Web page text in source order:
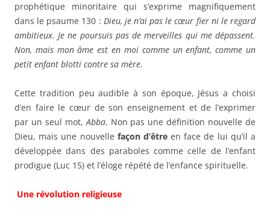
prophétique minoritaire qui s’exprime magnifiquement
dans le psaume 130 : Dieu, je n’ai pas le cœur fier ni le regard
ambitieux. Je ne poursuis pas de merveilles qui me dépassent.
Non, mais mon âme est en moi comme un enfant, comme un
petit enfant blotti contre sa mère.
Cette tradition peu audible à son époque, Jésus a choisi
d’en faire le cœur de son enseignement et de l’exprimer
par un seul mot,Abba. Non pas une définition nouvelle de
Dieu, mais une nouvelle façon d’êtreen face de lui qu’il a
développée dans des paraboles comme celle de l’enfant
prodigue (Luc 15) et l’éloge répété de l’enfance spirituelle.
Une révolution religieuse